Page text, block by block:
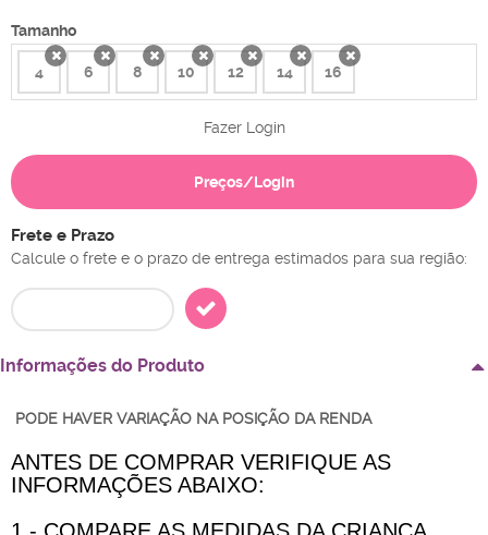
Tamanho
4 6 8 10x 12x 14x 16x
Fazer Login
Preços/Login
Frete e Prazo
Calcule o frete e o prazo de entrega estimados para sua região:
Informações do Produto
PODE HAVER VARIAÇÃO NA POSIÇÃO DA RENDA
ANTES DE COMPRAR VERIFIQUE AS
INFORMAÇÕES ABAIXO: